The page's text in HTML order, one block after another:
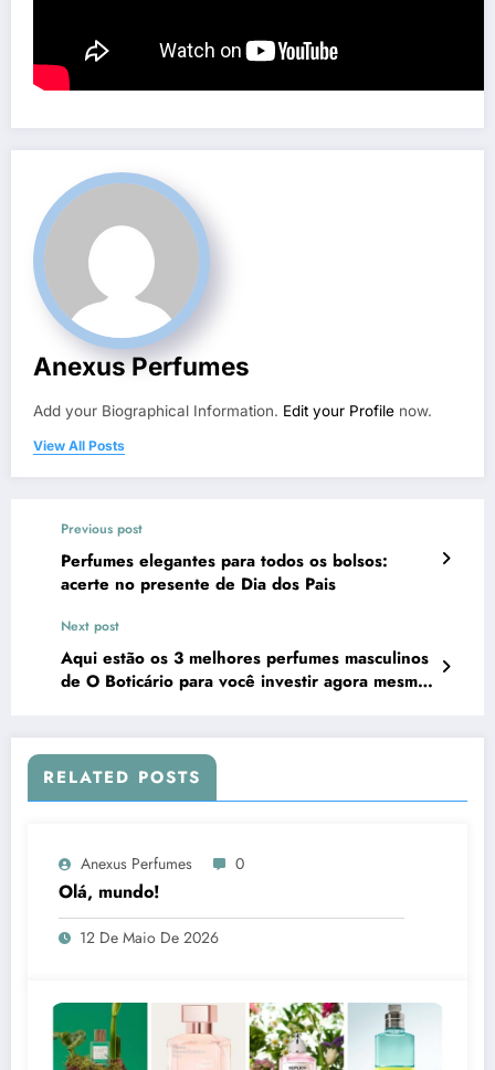
Anexus Perfumes
Add your Biographical Information. Edit your Profile now.
View All Posts
Previous post
Perfumes elegantes para todos os bolsos:
acerte no presente de Dia dos Pais
Next post
Aqui estão os 3 melhores perfumes masculinos
de O Boticário para você investir agora mesmo
RELATED POSTS
Anexus Perfumes 0
Olá, mundo!
12 De Maio De 2026